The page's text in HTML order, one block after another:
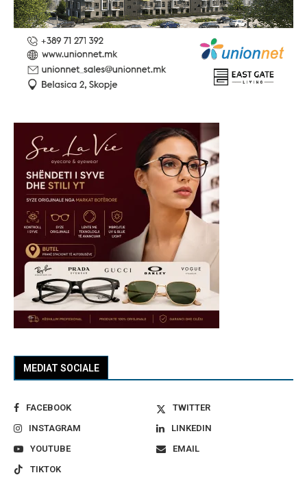
MEDIAT SOCIALE
FACEBOOK
TWITTER
INSTAGRAM
LINKEDIN
YOUTUBE
EMAIL
TIKTOK